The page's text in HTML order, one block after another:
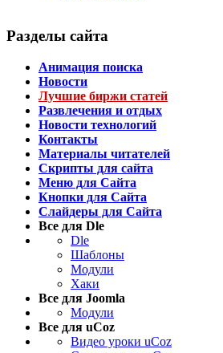
Разделы сайта
Анимация поиска
Новости
Лучшие биржи статей
Развлечения и отдых
Новости технологий
Контакты
Материалы читателей
Скрипты для сайта
Меню для Сайта
Кнопки для Сайта
Слайдеры для Сайта
Все для Dle
Dle
Шаблоны
Модули
Хаки
Все для Joomla
Модули
Все для uCoz
Видео уроки uCoz